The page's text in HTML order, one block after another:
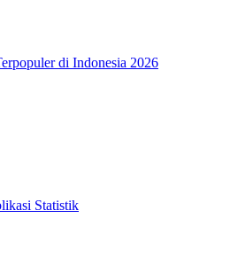
di Indonesia 2026
Statistik